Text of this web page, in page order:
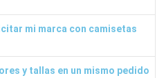
mi marca con camisetas
y tallas en un mismo pedido